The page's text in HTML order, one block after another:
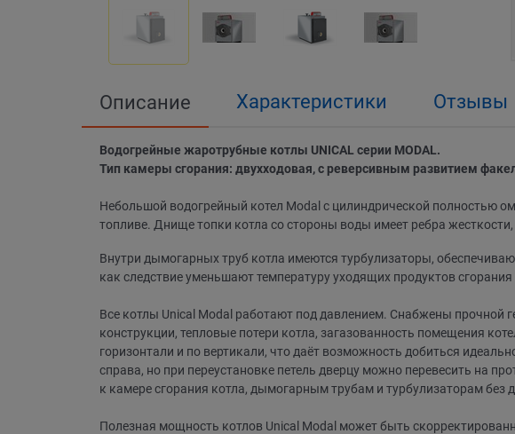
Описание Характеристики Отзывы
Водогрейные жаротрубные котлы UNICAL серии MODAL.
Тип камеры сгорания: двухходовая, с реверсивным развитием
Небольшой водогрейный котел Modal с цилиндрической полностью
топливе. Днище топки котла со стороны воды имеет ребра
Внутри дымогарных труб котла имеются турбулизаторы,
как следствие уменьшают температуру уходящих продуктов сгорания
Все котлы Unical Modal работают под давлением. Снабжены
конструкции, тепловые потери котла, загазованность помещения
горизонтали и по вертикали, что даёт возможность добиться
справа, но при переустановке петель дверцу можно перевесить на
к камере сгорания котла, дымогарным трубам и турбулизаторам без
Полезная мощность котлов Unical Modal может быть